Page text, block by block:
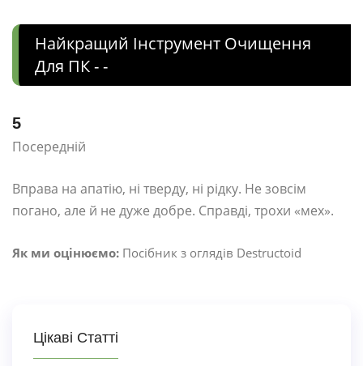
Найкращий Інструмент Очищення
Для ПК - -
5
Посередній
Вправа на апатію, ні тверду, ні рідку. Не зовсім
погано, але й не дуже добре. Справді, трохи «мех».
Як ми оцінюємо: Посібник з оглядів Destructoid
Цікаві Статті